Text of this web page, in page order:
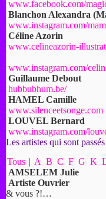
www.facebook.com/
Blanchon Alexandra
www.instagram.com/
Céline Azorin
www.celineazorin-
www.instagram.com/
Guillaume Debout
hubbubhum.be/
HAMEL Camille
www.silenceetsonge.com
LOUVEL Bernard
www.instagram.com/
Les artistes qui sont
Tous | A B C F G K
AMSELEM Julie
Artiste Ouvrier
& vous ?!…